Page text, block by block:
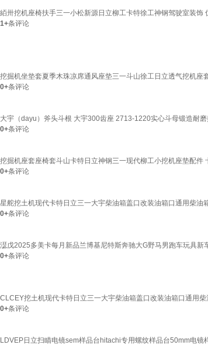
絔卅挖机座椅扶手三一小松新源日立柳工卡特徐工神钢驾驶室装饰
1+条评论
挖掘机坐垫套夏季木珠凉席通风座垫三一斗山徐工日立透气挖机座
0+条评论
大宇（dayu）斧头斗根 大宇300齿座 2713-1220实心斗母锻造耐
0+条评论
挖掘机座套座椅套斗山卡特日立神钢三一现代柳工小挖机座垫配件
0+条评论
星舵挖土机现代卡特日立三一大宇柴油箱盖口改装油箱口通用柴油
0+条评论
濏戊2025多美卡每月新品兰博基尼特斯奔驰大G野马男跑车玩具新
0+条评论
CLCEY挖土机现代卡特日立三一大宇柴油箱盖口改装油箱口通用
0+条评论
LDVEP日立扫瞄电镜sem样品台hitachi专用螺纹样品台50mm电镜